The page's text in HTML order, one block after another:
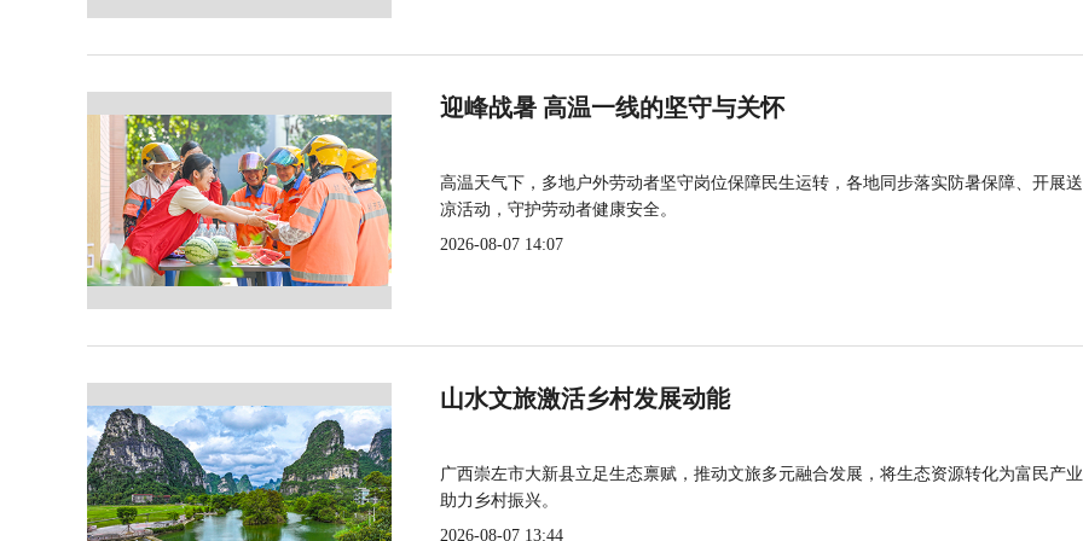
迎峰战暑 高温一线的坚守与关怀
高温天气下，多地户外劳动者坚守岗位保障民生运转，各地同步落实防暑保障、开展
凉活动，守护劳动者健康安全。
2026-08-07 14:07
山水文旅激活乡村发展动能
广西崇左市大新县立足生态禀赋，推动文旅多元融合发展，将生态资源转化为富民产
助力乡村振兴。
2026-08-07 13:44